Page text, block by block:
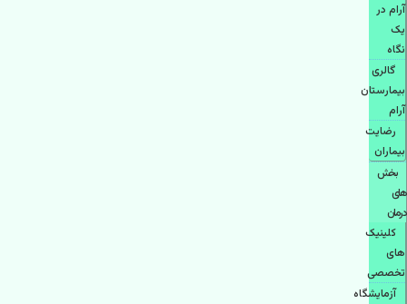
آرام در
یک
نگاه
گالری
بیمارستان
آرام
رضایت
بیماران
بخش
های
درمان
کلینیک
های
تخصصی
آزمایشگاه